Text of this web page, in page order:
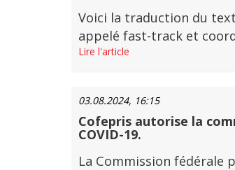
Voici la traduction du
appelé fast-track et
Lire l'article
03.08.2024, 16:15
Cofepris autorise la
COVID-19.
La Commission fédérale